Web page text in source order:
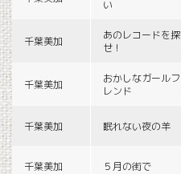
い
千葉美加
あのレコードを探
せ！
千葉美加
おかしなガールフ
レンド
千葉美加 眠れない夜の羊
千葉美加 ５月の街で